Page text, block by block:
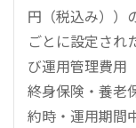
円（税込み））
ごとに設定され
び運用管理費用
終身保険・養老
約時・運用期間